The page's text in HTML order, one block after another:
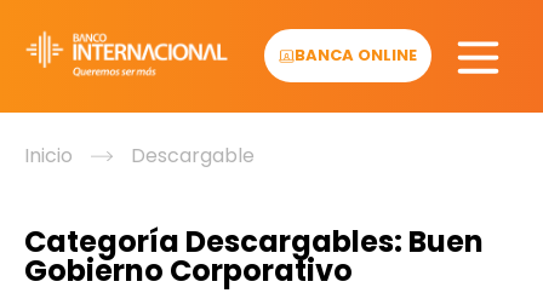
content
BANCA ONLINE
Inicio Descargable
Categoría Descargables: Buen
Gobierno Corporativo